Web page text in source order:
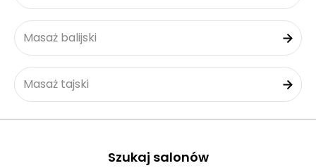
Masaż balijski
Masaż tajski
Szukaj salonów